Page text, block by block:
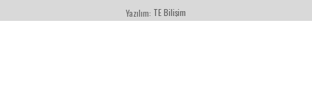
Yazılım: TE Bilişim